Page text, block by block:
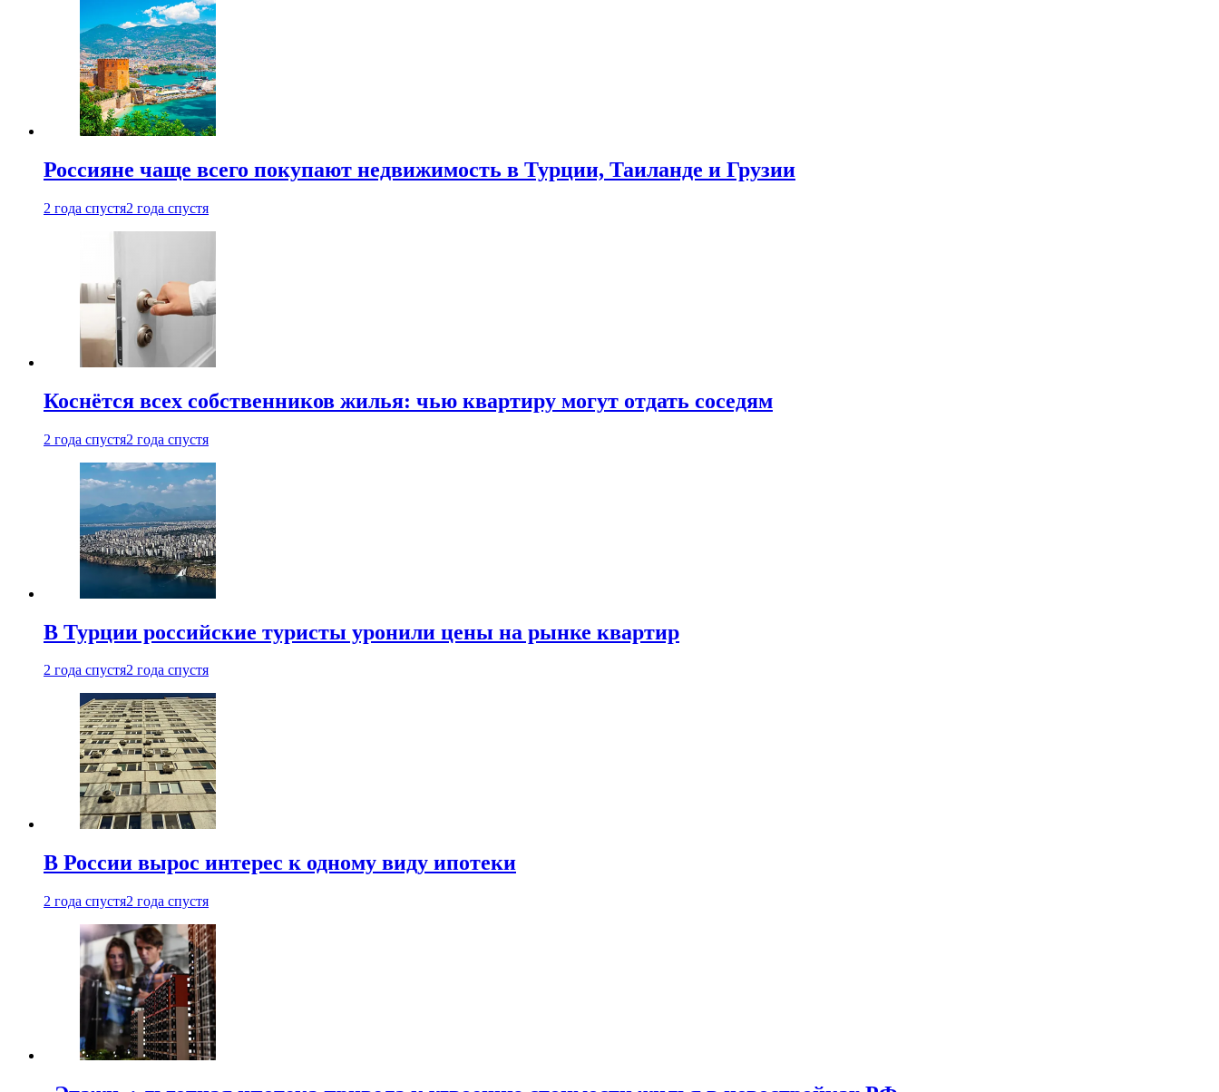
Россияне чаще всего покупают недвижимость в Турции, Таиланде и Грузии
2 года спустя2 года спустя
Коснётся всех собственников жилья: чью квартиру могут отдать соседям
2 года спустя2 года спустя
В Турции российские туристы уронили цены на рынке квартир
2 года спустя2 года спустя
В России вырос интерес к одному виду ипотеки
2 года спустя2 года спустя